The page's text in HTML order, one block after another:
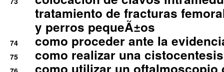
tratamiento de fracturas
y perros pequeÃ±os
74 como proceder ante la
75 como realizar una
como utilizar un oftalmoscopio